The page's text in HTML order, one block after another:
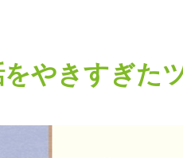
やきすぎた